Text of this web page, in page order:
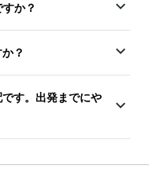
か？
？
す。出発までにや